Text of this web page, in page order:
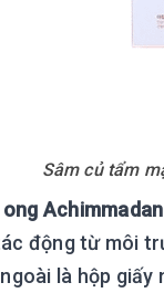
Sâm củ tẩm
động từ môi
là hộp